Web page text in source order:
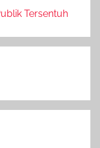
Tersentuh